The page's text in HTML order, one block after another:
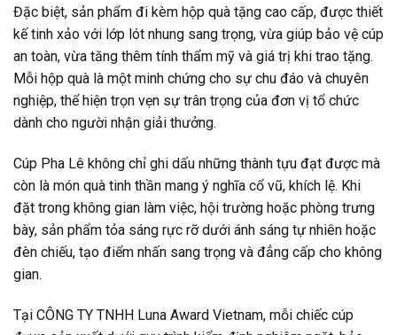
Đặc biệt, sản phẩm đi kèm hộp quà tặng cao cấp, được thiết
kế tinh xảo với lớp lót nhung sang trọng, vừa giúp bảo vệ cúp
an toàn, vừa tăng thêm tính thẩm mỹ và giá trị khi trao tặng.
Mỗi hộp quà là một minh chứng cho sự chu đáo và chuyên
nghiệp, thể hiện trọn vẹn sự trân trọng của đơn vị tổ chức
dành cho người nhận giải thưởng.
Cúp Pha Lê không chỉ ghi dấu những thành tựu đạt được mà
còn là món quà tinh thần mang ý nghĩa cổ vũ, khích lệ. Khi
đặt trong không gian làm việc, hội trường hoặc phòng trưng
bày, sản phẩm tỏa sáng rực rỡ dưới ánh sáng tự nhiên hoặc
đèn chiếu, tạo điểm nhấn sang trọng và đẳng cấp cho không
gian.
Tại CÔNG TY TNHH Luna Award Vietnam, mỗi chiếc cúp